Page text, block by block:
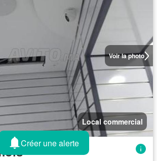
Voir la photo
Local commercial
Créer une alerte